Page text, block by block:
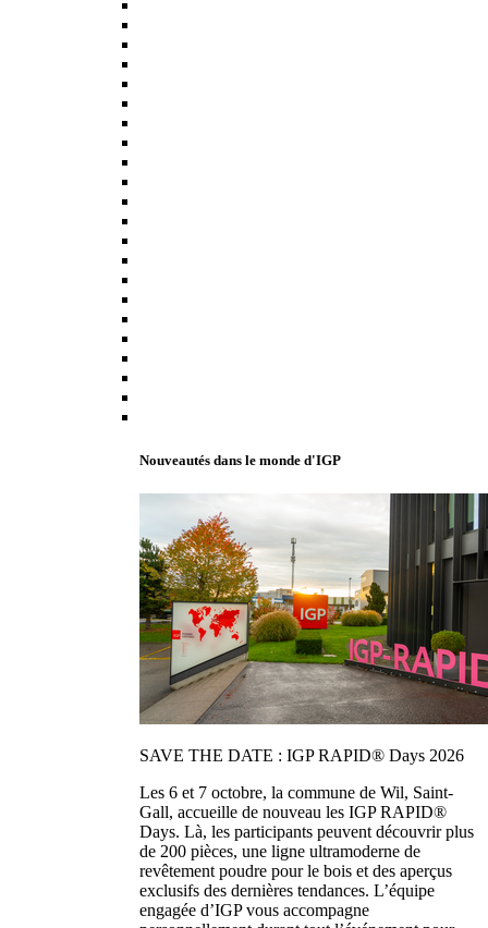
Nouveautés dans le monde d'IGP
SAVE THE DATE : IGP RAPID® Days 2026
Les 6 et 7 octobre, la commune de Wil, Saint-
Gall, accueille de nouveau les IGP RAPID®
Days. Là, les participants peuvent découvrir plus
de 200 pièces, une ligne ultramoderne de
revêtement poudre pour le bois et des aperçus
exclusifs des dernières tendances. L’équipe
engagée d’IGP vous accompagne